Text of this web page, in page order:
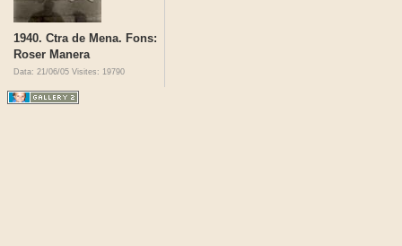
1940. Ctra de Mena. Fons:
Roser Manera
Data: 21/06/05 Visites: 19790